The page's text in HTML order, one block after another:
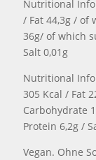
Nutritional
/ Fat 44,3g / of
36g/ of which
Salt 0,01g
Nutritional
305 Kcal / Fat
Carbohydrate
Protein 6,2g /
Vegan. Ohne